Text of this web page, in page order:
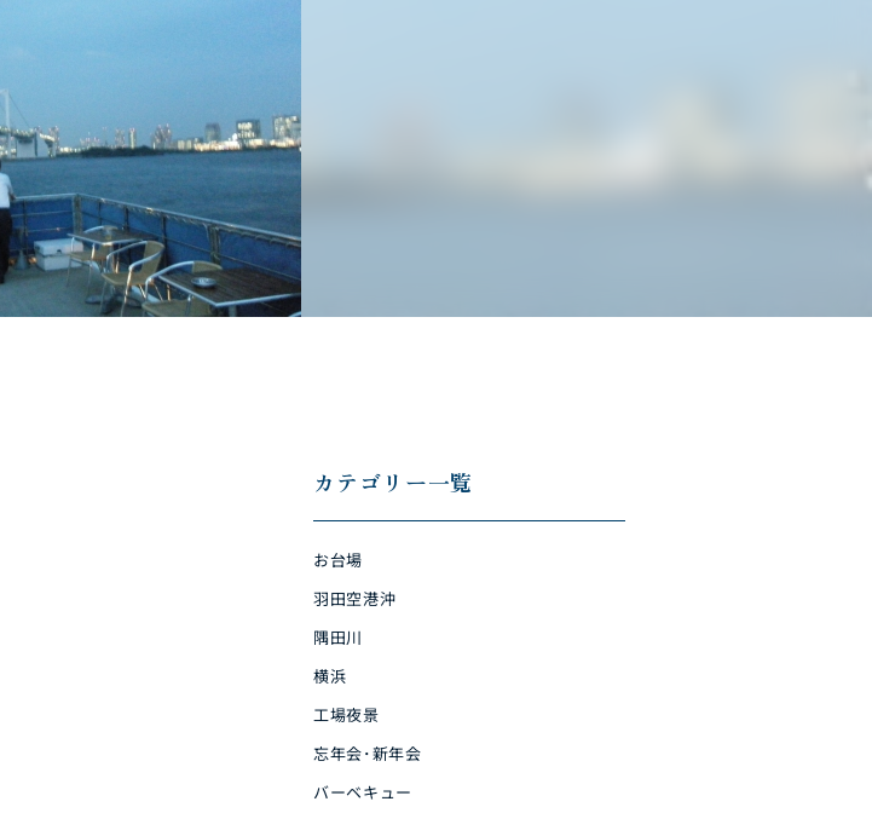
カテゴリー一覧
お台場
羽田空港沖
隅田川
横浜
工場夜景
忘年会･新年会
バーベキュー